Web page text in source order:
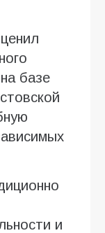
базе
и